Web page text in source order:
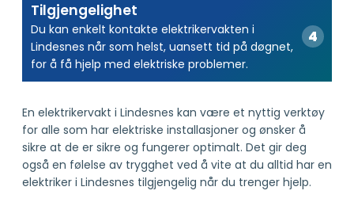
Tilgjengelighet
Du kan enkelt kontakte elektrikervakten i
Lindesnes når som helst, uansett tid på døgnet,
for å få hjelp med elektriske problemer.
En elektrikervakt i Lindesnes kan være et nyttig verktøy
for alle som har elektriske installasjoner og ønsker å
sikre at de er sikre og fungerer optimalt. Det gir deg
også en følelse av trygghet ved å vite at du alltid har en
elektriker i Lindesnes tilgjengelig når du trenger hjelp.